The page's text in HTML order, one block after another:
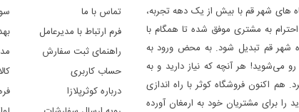
های شهر قم با بیش از یک دهه تجربه،
به مشتری موفق شده تا همگام با
شهر قم تبدیل شود. به محض ورود به
می‌شوید! هر آنچه که نیاز دارید و به
اکنون فروشگاه کوثر با راه اندازی
را برای مشتریان خود به ارمغان آورده
تماس با ما
فرم ارتباط با مدیرعامل
راهنمای ثبت سفارش
حساب کاربری
درباره کوثرپلازا